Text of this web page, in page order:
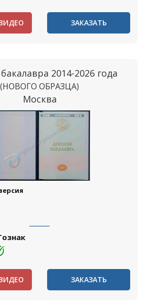
ЗАКАЗАТЬ
2014-2026 года
(НОВОГО ОБРАЗЦА)
Москва
ЗАКАЗАТЬ